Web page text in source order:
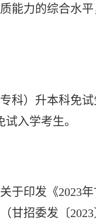
能力的综合水平
科）升本科免
入学考生。
关于印发《2023
（甘招委发〔